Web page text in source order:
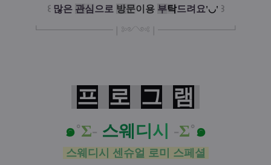
꒰ 많은 관심 으로 방문이 용 부탁드려요'◡' ꒱
┗━━━━━━━━ ❘༻༺❘ ━━━━━━━━┛
프 로 그 램
๑˚Σ- 스웨 디 시 -Σ˚๑
스웨디시 센슈얼 로미 스페셜